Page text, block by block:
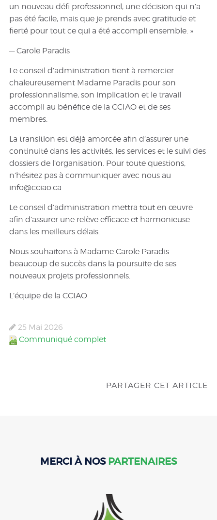
un nouveau défi professionnel, une décision qui n’a
pas été facile, mais que je prends avec gratitude et
fierté pour tout ce qui a été accompli ensemble. »
— Carole Paradis
Le conseil d’administration tient à remercier
chaleureusement Madame Paradis pour son
professionnalisme, son implication et le travail
accompli au bénéfice de la CCIAO et de ses
membres.
La transition est déjà amorcée afin d’assurer une
continuité dans les activités, les services et le suivi des
dossiers de l’organisation. Pour toute questions,
n’hésitez pas à communiquer avec nous au
info@cciao.ca
Le conseil d’administration mettra tout en œuvre
afin d’assurer une relève efficace et harmonieuse
dans les meilleurs délais.
Nous souhaitons à Madame Carole Paradis
beaucoup de succès dans la poursuite de ses
nouveaux projets professionnels.
L’équipe de la CCIAO
25 Mai 2026
Communiqué complet
PARTAGER CET ARTICLE
MERCI À NOS PARTENAIRES